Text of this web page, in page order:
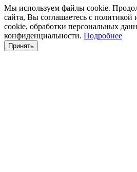
Мы используем файлы cookie.
сайта, Вы соглашаетесь с политикой
cookie, обработки персональных
конфиденциальности. Подробнее
Принять